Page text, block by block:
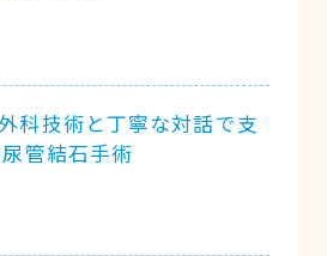
科技術と丁寧な対話で支
管結石手術